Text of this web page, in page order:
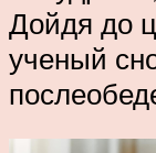
Дойдя до
ученый